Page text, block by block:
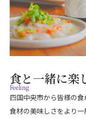
食と一緒に楽
Feeling
四国中央市から皆様の食
食材の美味しさをより一